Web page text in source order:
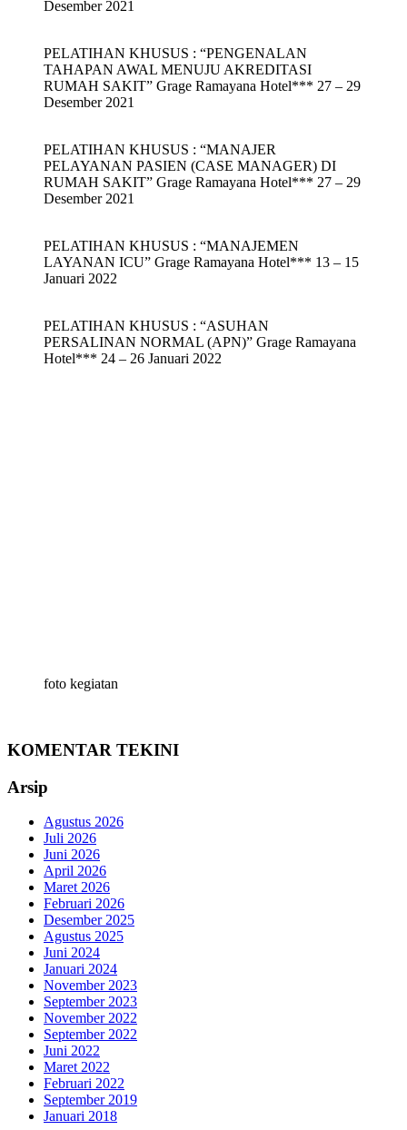
Desember 2021
PELATIHAN KHUSUS : “PENGENALAN
TAHAPAN AWAL MENUJU AKREDITASI
RUMAH SAKIT” Grage Ramayana Hotel*** 27 – 29
Desember 2021
PELATIHAN KHUSUS : “MANAJER
PELAYANAN PASIEN (CASE MANAGER) DI
RUMAH SAKIT” Grage Ramayana Hotel*** 27 – 29
Desember 2021
PELATIHAN KHUSUS : “MANAJEMEN
LAYANAN ICU” Grage Ramayana Hotel*** 13 – 15
Januari 2022
PELATIHAN KHUSUS : “ASUHAN
PERSALINAN NORMAL (APN)” Grage Ramayana
Hotel*** 24 – 26 Januari 2022
foto kegiatan
KOMENTAR TEKINI
Arsip
Agustus 2026
Juli 2026
Juni 2026
April 2026
Maret 2026
Februari 2026
Desember 2025
Agustus 2025
Juni 2024
Januari 2024
November 2023
September 2023
November 2022
September 2022
Juni 2022
Maret 2022
Februari 2022
September 2019
Januari 2018